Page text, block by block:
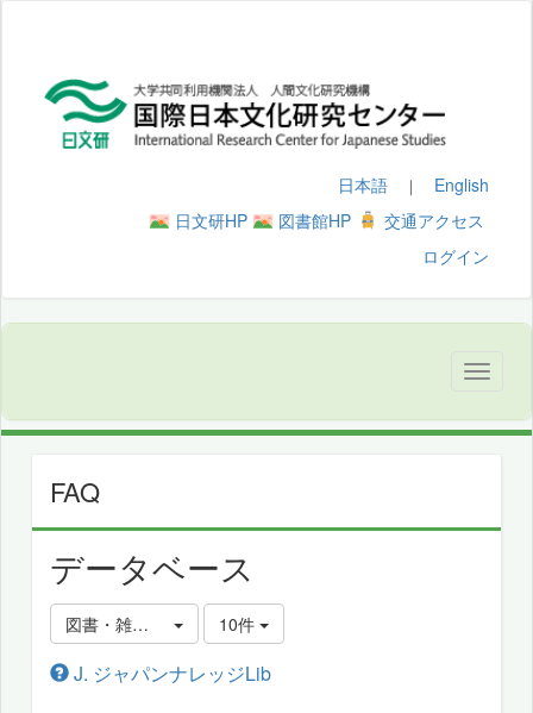
日本語 ｜ English
日文研HP
図書館HP
交通アクセス
ログイン
FAQ
データベース
図書・雑誌・新聞記事を探す、辞書・百科事典等を調べる
10件
J. ジャパンナレッジLib